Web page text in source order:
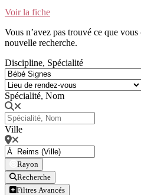
Voir la fiche
Vous n’avez pas trouvé ce que
nouvelle recherche.
Discipline, Spécialité
Spécialité, Nom
Ville
Rayon
Recherche
Filtres Avancés